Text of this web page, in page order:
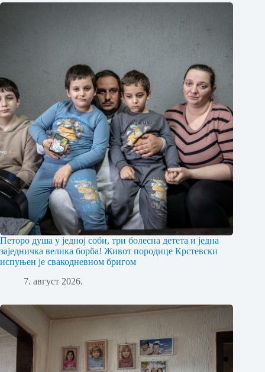
Петоро душа у једној соби, три болесна детета и једна
заједничка велика борба! Живот породице Крстевски
испуњен је свакодневном бригом
7. август 2026.